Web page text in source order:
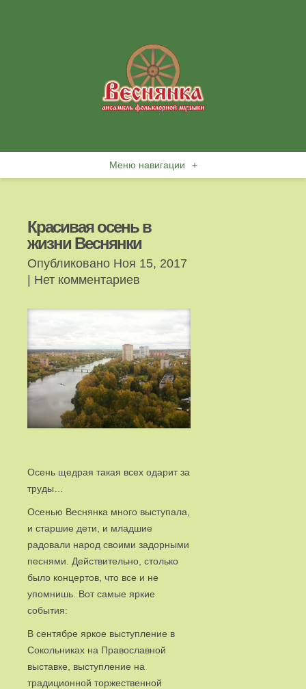
Меню навигации +
Красивая осень в
жизни Веснянки
Опубликовано Ноя 15, 2017
Нет комментариев
Осень щедрая такая всех одарит за
труды…
Осенью Веснянка много выступала,
и старшие дети, и младшие
радовали народ своими задорными
песнями. Действительно, столько
было концертов, что все и не
упомнишь. Вот самые яркие
события:
В сентябре яркое выступление в
Сокольниках на Православной
выставке, выступление на
традиционной торжественной